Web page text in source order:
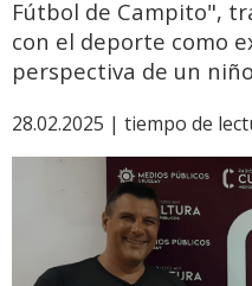
Fútbol de Campito",
con el deporte como
perspectiva de un
28.02.2025 | tiempo de